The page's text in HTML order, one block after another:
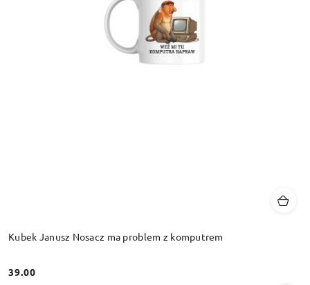
Kubek Janusz Nosacz ma problem z komputrem
Cena:
39.00